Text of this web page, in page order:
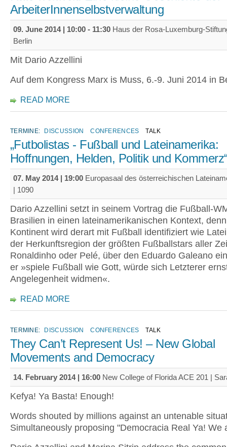
ArbeiterInnenselbstverwaltung
09. June 2014 | 10:00 - 11:30 Haus der Rosa-Luxemburg-
Berlin
Mit Dario Azzellini
Auf dem Kongress Marx is Muss, 6.-9. Juni 2014 in
READ MORE
TERMINE: DISCUSSION CONFERENCES TALK
„Futbolistas - Fußball und Lateinamerika:
Hoffnungen, Helden, Politik und
07. May 2014 | 19:00 Europasaal des österreichischen
| 1090
Dario Azzellini setzt in seinem Vortrag die Fußball-
Brasilien in einen lateinamerikanischen Kontext,
Kontinent wird derart mit Fußball identifiziert wie
der Herkunftsregion der größten Fußballstars aller
Ronaldinho oder Pelé, über den Eduardo Galeano
er »spiele Fußball wie Gott, würde sich Letzterer
Angelegenheit widmen«.
READ MORE
TERMINE: DISCUSSION CONFERENCES TALK
They Can’t Represent Us! – New Global
Movements and Democracy
14. February 2014 | 16:00 New College of Florida ACE 201 |
Kefya! Ya Basta! Enough!
Words shouted by millions against an untenable
Simultaneously proposing "Democracia Real Ya! We